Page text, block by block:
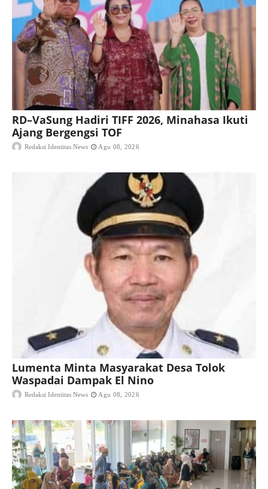
RD–VaSung Hadiri TIFF 2026, Minahasa Ikuti
Ajang Bergengsi TOF
Redaksi Identitas News Agu 08, 2026
Lumenta Minta Masyarakat Desa Tolok
Waspadai Dampak El Nino
Redaksi Identitas News Agu 08, 2026